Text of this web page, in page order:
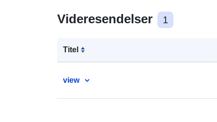
Videresendelser 1
Titel
view